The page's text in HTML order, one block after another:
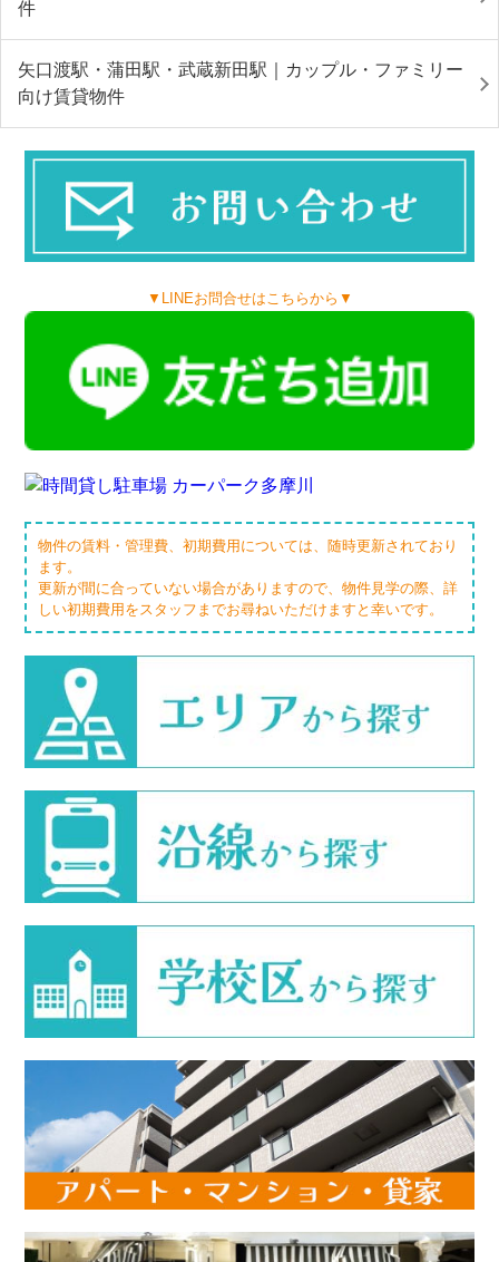
件
矢口渡駅・蒲田駅・武蔵新田駅｜カップル・ファミリー
向け賃貸物件
▼LINEお問合せはこちらから▼
物件の賃料・管理費、初期費用については、随時更新されており
ます。
更新が間に合っていない場合がありますので、物件見学の際、詳
しい初期費用をスタッフまでお尋ねいただけますと幸いです。